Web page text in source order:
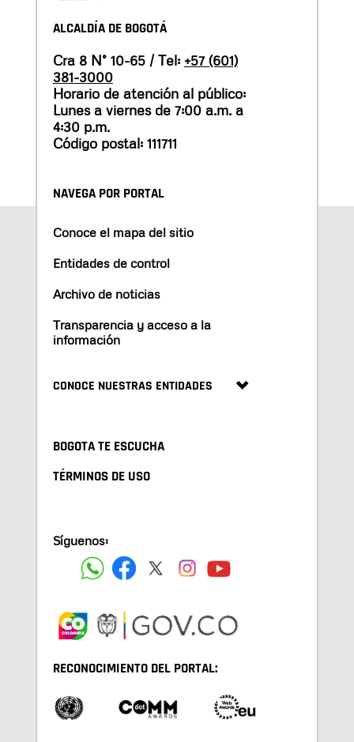
ALCALDÍA DE BOGOTÁ
Cra 8 N° 10-65 / Tel: +57 (601)
381-3000
Horario de atención al público:
Lunes a viernes de 7:00 a.m. a
4:30 p.m.
Código postal: 111711
NAVEGA POR PORTAL
Conoce el mapa del sitio
Entidades de control
Archivo de noticias
Transparencia y acceso a la
información
CONOCE NUESTRAS ENTIDADES
BOGOTA TE ESCUCHA
TÉRMINOS DE USO
Síguenos:
RECONOCIMIENTO DEL PORTAL: